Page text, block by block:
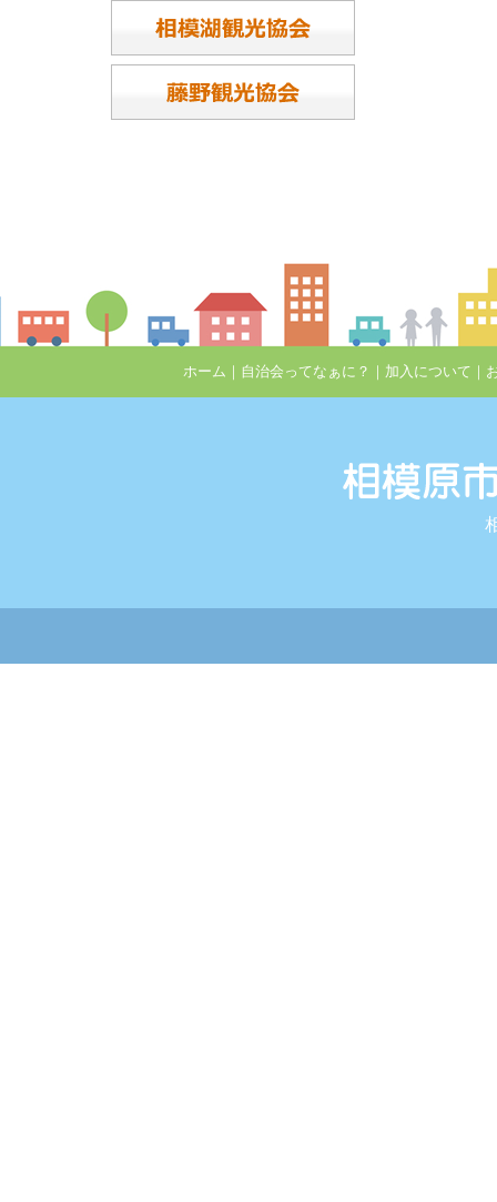
ホーム ｜ 自治会ってなぁに？ ｜ 加入について ｜